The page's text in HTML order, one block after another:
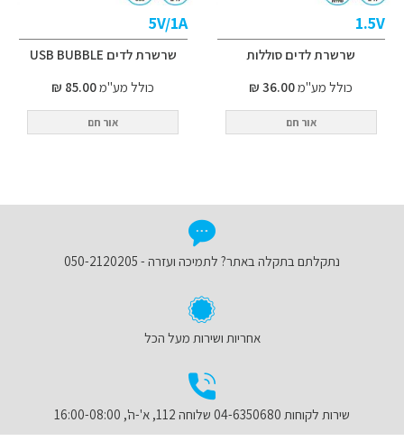
1.5V
שרשרת לדים סוללות
כולל מע"מ36.00 ₪
אור חם
5V/1A
שרשרת לדים USB BUBBLE
כולל מע"מ85.00 ₪
אור חם
נתקלתם בתקלה באתר? לתמיכה ועזרה - 050-2120205
אחריות ושירות מעל הכל
שירות לקוחות 04-6350680 שלוחה 112, א'-ה', 16:00-08:00